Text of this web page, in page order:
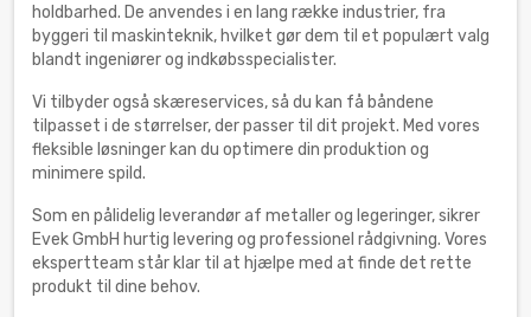
holdbarhed. De anvendes i en lang række industrier, fra
byggeri til maskinteknik, hvilket gør dem til et populært valg
blandt ingeniører og indkøbsspecialister.
Vi tilbyder også skæreservices, så du kan få båndene
tilpasset i de størrelser, der passer til dit projekt. Med vores
fleksible løsninger kan du optimere din produktion og
minimere spild.
Som en pålidelig leverandør af metaller og legeringer, sikrer
Evek GmbH hurtig levering og professionel rådgivning. Vores
ekspertteam står klar til at hjælpe med at finde det rette
produkt til dine behov.